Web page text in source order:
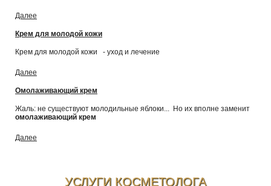
Далее
Крем для молодой кожи
Крем для молодой кожи - уход и лечение
Далее
Омолаживающий крем
Жаль: не существуют молодильные яблоки... Но их вполне заменит
омолаживающий крем
Далее
УСЛУГИ КОСМЕТОЛОГА